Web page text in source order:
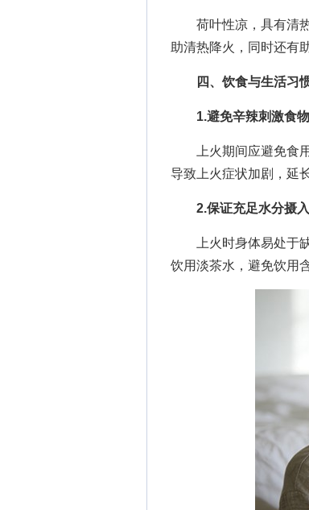
荷叶性凉，具有清热
助清热降火，同时还有
四、饮食与生活习
1.避免辛辣刺激食物
上火期间应避免食用
导致上火症状加剧，延
2.保证充足水分摄入
上火时身体易处于缺
饮用淡茶水，避免饮用